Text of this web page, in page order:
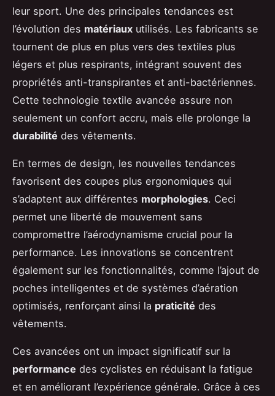
leur sport. Une des principales tendances est
l’évolution des matériaux utilisés. Les fabricants se
tournent de plus en plus vers des textiles plus
légers et plus respirants, intégrant souvent des
propriétés anti-transpirantes et anti-bactériennes.
Cette technologie textile avancée assure non
seulement un confort accru, mais elle prolonge la
durabilité des vêtements.
En termes de design, les nouvelles tendances
favorisent des coupes plus ergonomiques qui
s’adaptent aux différentes morphologies. Ceci
permet une liberté de mouvement sans
compromettre l’aérodynamisme crucial pour la
performance. Les innovations se concentrent
également sur les fonctionnalités, comme l’ajout de
poches intelligentes et de systèmes d’aération
optimisés, renforçant ainsi la praticité des
vêtements.
Ces avancées ont un impact significatif sur la
performance des cyclistes en réduisant la fatigue
et en améliorant l’expérience générale. Grâce à ces